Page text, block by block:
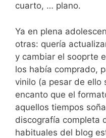
cuarto, … plano.
Ya en plena
otras: quería
y cambiar el sooprte
los había comprado,
vinilo (a pesar de ello
encanto que el
aquellos tiempos
discografía completa
habituales del blog